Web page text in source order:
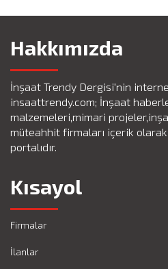
Hakkımızda
İnşaat Trendy Dergisi'nin
insaattrendy.com; İnşaat
malzemeleri,mimari
müteahhit firmaları içerik
portalıdır.
Kısayol
Firmalar
İlanlar